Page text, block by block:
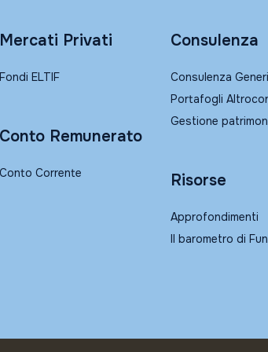
Mercati Privati
Fondi ELTIF
Conto Remunerato
Conto Corrente
Consulenza
Consulenza
Portafogli
Gestione
Risorse
Approfondimenti
Il barometro di